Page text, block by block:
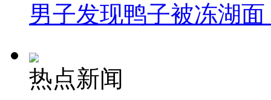
男子发现鸭子被冻湖
热点新闻